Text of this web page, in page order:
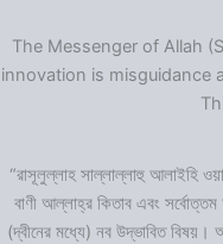
The Messenger of Allah
innovation is misguidance
“রাসূলুল্লাহ সাল্লাল্লাহু আলাইহি
বাণী আল্লাহ্‌র কিতাব এবং
(দ্বীনের মধ্যে) নব উদ্ভাবিত